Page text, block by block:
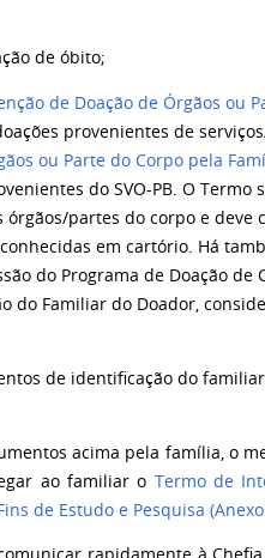
de óbito;
de Doação de Órgãos ou
provenientes de
ou Parte do Corpo pela
do SVO-PB. O
órgãos/partes do corpo e
em cartório. Há
do Programa de Doação de
do Familiar do Doador,
de identificação do
acima pela família, o
ao familiar o Termo de
de Estudo e Pesquisa (Anexo